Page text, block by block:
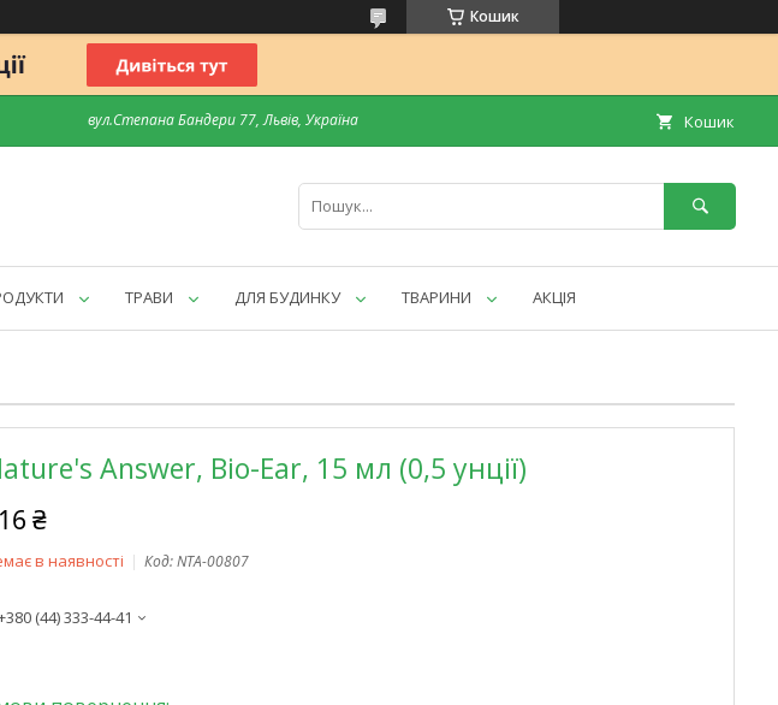
Кошик
вул.Степана Бандери 77, Львів, Україна Кошик
ТРАВИ ДЛЯ БУДИНКУ ТВАРИНИ АКЦІЯ
Answer, Bio-Ear, 15 мл (0,5 унції)
₴
в наявності Код:NTA-00807
(44) 333-44-41